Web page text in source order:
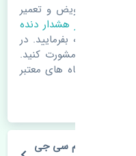
نسبت به تعویض و تعمیر
خرید سنسور هشدار دنده
بسیار توجه بفرمایید. در
این زمینه مشورت کنید.
را از فروشگاه های معتبر
عقب جک کی ام سی جی